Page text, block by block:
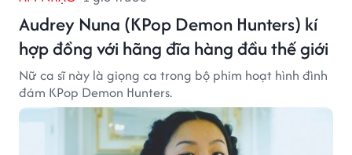
Audrey Nuna (KPop Demon Hunters) kí
hợp đồng với hãng đĩa hàng đầu thế giới
Nữ ca sĩ này là giọng ca trong bộ phim hoạt hình đình
đám KPop Demon Hunters.